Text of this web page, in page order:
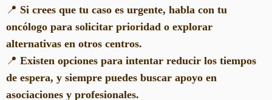
📍 Si crees que tu caso es urgente, habla con tu
oncólogo para solicitar prioridad o explorar
alternativas en otros centros.
📍 Existen opciones para intentar reducir los tiempos
de espera, y siempre puedes buscar apoyo en
asociaciones y profesionales.